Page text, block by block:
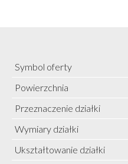
Symbol oferty
Powierzchnia
Przeznaczenie działki
Wymiary działki
Ukształtowanie działki